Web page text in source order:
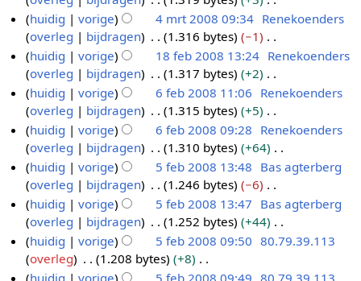
t
t
i
n
g
v
a
t
t
i
n
g
m
e
n
v
a
t
t
i
n
g
s
a
m
e
n
v
a
t
t
i
n
g
g
s
s
a
m
e
n
v
a
t
t
i
n
g
i
n
g
s
s
a
m
e
n
v
a
t
t
i
n
g
r
k
i
n
g
s
s
a
m
e
n
v
a
t
t
i
0
w
e
r
k
i
n
g
s
s
a
m
e
n
v
a
t
b
e
w
e
r
k
i
n
g
s
s
a
m
e
n
e
n
b
e
w
e
r
k
i
n
g
s
s
a
m
m
0
8
G
e
e
n
b
e
w
e
r
k
i
n
g
s
s
m
0
8
huidig vorige 4 mrt 2008 09:34 Renekoenders
overleg
bijdragen 1.316 bytes
−1
G
e
e
n
b
e
w
e
r
k
i
n
g
8
e
2
0
huidig vorige 18 feb 2008 13:24 Renekoenders
overleg
bijdragen 1.317 bytes
+2
G
e
e
n
b
e
w
e
r
k
i
b
0
8
huidig vorige 6 feb 2008 11:06 Renekoenders
overleg
bijdragen 1.315 bytes
+5
G
e
e
n
b
e
w
e
r
huidig vorige 6 feb 2008 09:28 Renekoenders
overleg
bijdragen 1.310 bytes
+64
G
e
e
n
b
e
w
b
huidig vorige 5 feb 2008 13:48 Bas agterberg
overleg
bijdragen 1.246 bytes
−6
G
e
e
n
b
huidig vorige 5 feb 2008 13:47 Bas agterberg
overleg
bijdragen 1.252 bytes
+44
G
e
e
huidig vorige 5 feb 2008 09:50 80.79.39.113
overleg
1.208 bytes
+8
G